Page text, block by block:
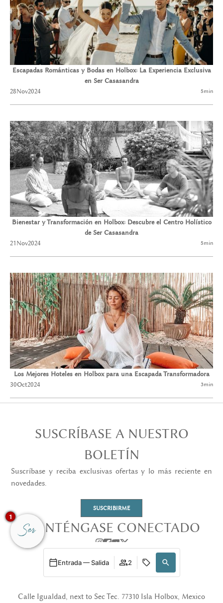
Escapadas Románticas y Bodas en Holbox: La Experiencia Exclusiva
en Ser Casasandra
28Nov2024 5min
Bienestar y Transformación en Holbox: Descubre el Centro Holístico
de Ser Casasandra
21Nov2024 5min
Los Mejores Hoteles en Holbox para una Escapada Transformadora
30Oct2024 3min
SUSCRÍBASE A NUESTRO
BOLETÍN
Suscríbase y reciba exclusivas ofertas y lo más reciente en
novedades.
SUSCRIBIRME
MANTÉNGASE CONECTADO
Calle Igualdad, next to Sec Tec. 77310 Isla Holbox, Mexico
Entrada — Salida 2
1